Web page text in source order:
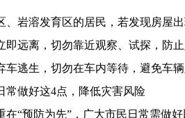
、岩溶发育区的居民，若发现房屋
即远离，切勿靠近观察、试探，防
车逃生，切勿在车内等待，避免车
常做好这4点，降低灾害风险
在“预防为先”，广大市民日常需做